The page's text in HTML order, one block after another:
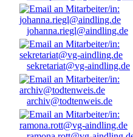
johanna.riegl@aindling.de
sekretariat@vg-aindling.de
archiv@todtenweis.de